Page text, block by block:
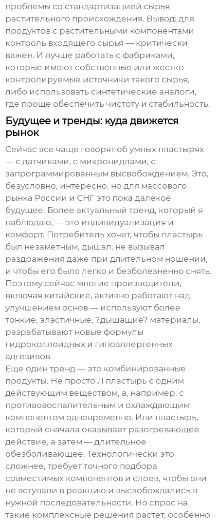
проблемы со стандартизацией сырья
растительного происхождения. Вывод: для
продуктов с растительными компонентами
контроль входящего сырья — критически
важен. И лучше работать с фабриками,
которые имеют собственные или жестко
контролируемые источники такого сырья,
либо использовать синтетические аналоги,
где проще обеспечить чистоту и стабильность.
Будущее и тренды: куда движется
рынок
Сейчас все чаще говорят об умных пластырях
— с датчиками, с микронидлами, с
запрограммированным высвобождением. Это,
безусловно, интересно, но для массового
рынка России и СНГ это пока далекое
будущее. Более актуальный тренд, который я
наблюдаю, — это индивидуализация и
комфорт. Потребитель хочет, чтобы пластырь
был незаметным, дышал, не вызывал
раздражения даже при длительном ношении,
и чтобы его было легко и безболезненно снять.
Поэтому сейчас многие производители,
включая китайские, активно работают над
улучшением основ — используют более
тонкие, эластичные, ?дышащие? материалы,
разрабатывают новые формулы
гидроколлоидных и гипоаллергенных
адгезивов.
Еще один тренд — это комбинированные
продукты. Не простоЛ пластырь с одним
действующим веществом, а, например, с
противовоспалительным и охлаждающим
компонентом одновременно. Или пластырь,
который сначала оказывает разогревающее
действие, а затем — длительное
обезболивающее. Технологически это
сложнее, требует точного подбора
совместимых компонентов и слоев, чтобы они
не вступали в реакцию и высвобождались в
нужной последовательности. Но спрос на
такие комплексные решения растет, особенно